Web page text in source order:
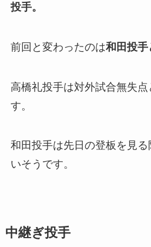
投手。
前回と変わったのは和田投手
高橋礼投手は対外試合無失
す。
和田投手は先日の登板を見
いそうです。
中継ぎ投手